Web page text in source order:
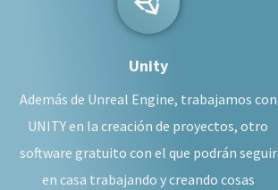
Unity
Además de Unreal Engine, trabajamos con
UNITY en la creación de proyectos, otro
software gratuito con el que podrán seguir
en casa trabajando y creando cosas